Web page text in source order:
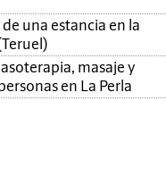
una estancia en la
masaje y
en La Perla